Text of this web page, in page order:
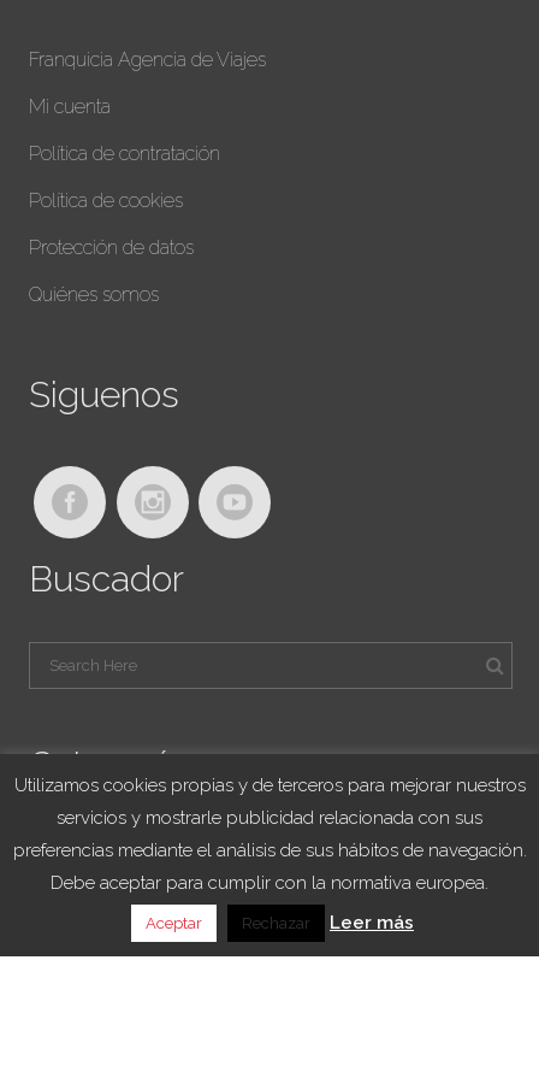
Franquicia Agencia de Viajes
Mi cuenta
Política de contratación
Política de cookies
Protección de datos
Quiénes somos
Siguenos
Buscador
Categorías
Blog Viajes University
Franquicias
Utilizamos cookies propias y de terceros para mejorar nuestros
servicios y mostrarle publicidad relacionada con sus
preferencias mediante el análisis de sus hábitos de navegación.
Debe aceptar para cumplir con la normativa europea.
Aceptar Rechazar Leer más